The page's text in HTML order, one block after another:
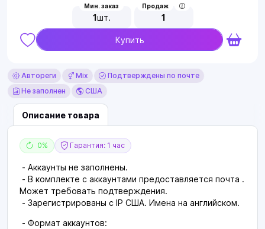
Мин. заказ
1шт.
Продаж
1
Купить
Автореги Mix
Подтверждены по почте
Не заполнен
США
Описание товара
0% Гарантия: 1 час
- Аккаунты не заполнены.
- В комплекте с аккаунтами предоставляется почта .
Может требовать подтверждения.
- Зарегистрированы с IP США. Имена на английском.
- Формат аккаунтов: